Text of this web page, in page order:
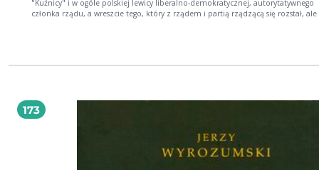
"Kuźnicy" i w ogóle polskiej lewicy liberalno-demokratycznej, autorytatywnego
członka rządu, a wreszcie tego, który z rządem i partią rządzącą się rozstał,
Krakowa Szczawie. Obrazują zamierzenia i przeżycia osobiste, nadzieje,
autentyzmu. Nie ingerowaliśmy także w język i swobodę stylu.
173